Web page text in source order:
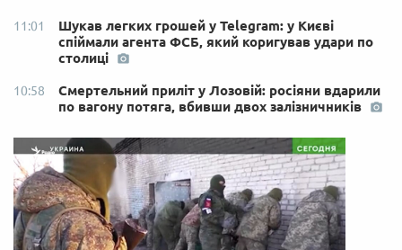
11:01
Шукав легких грошей у Telegram: у Києві
спіймали агента ФСБ, який коригував удари по
столиці
10:58
Смертельний приліт у Лозовій: росіяни вдарили
по вагону потяга, вбивши двох залізничників